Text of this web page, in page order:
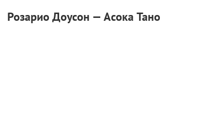
Розарио Доусон — Асока Тано